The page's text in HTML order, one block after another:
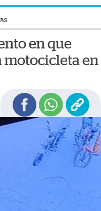
en que
motocicleta en